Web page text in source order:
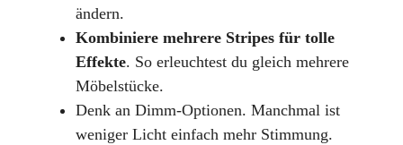
ändern.
Kombiniere mehrere Stripes für tolle
Effekte. So erleuchtest du gleich mehrere
Möbelstücke.
Denk an Dimm-Optionen. Manchmal ist
weniger Licht einfach mehr Stimmung.